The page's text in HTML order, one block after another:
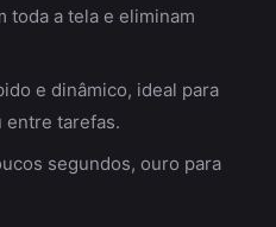
toda a tela e eliminam
e dinâmico, ideal para
entre tarefas.
segundos, ouro para